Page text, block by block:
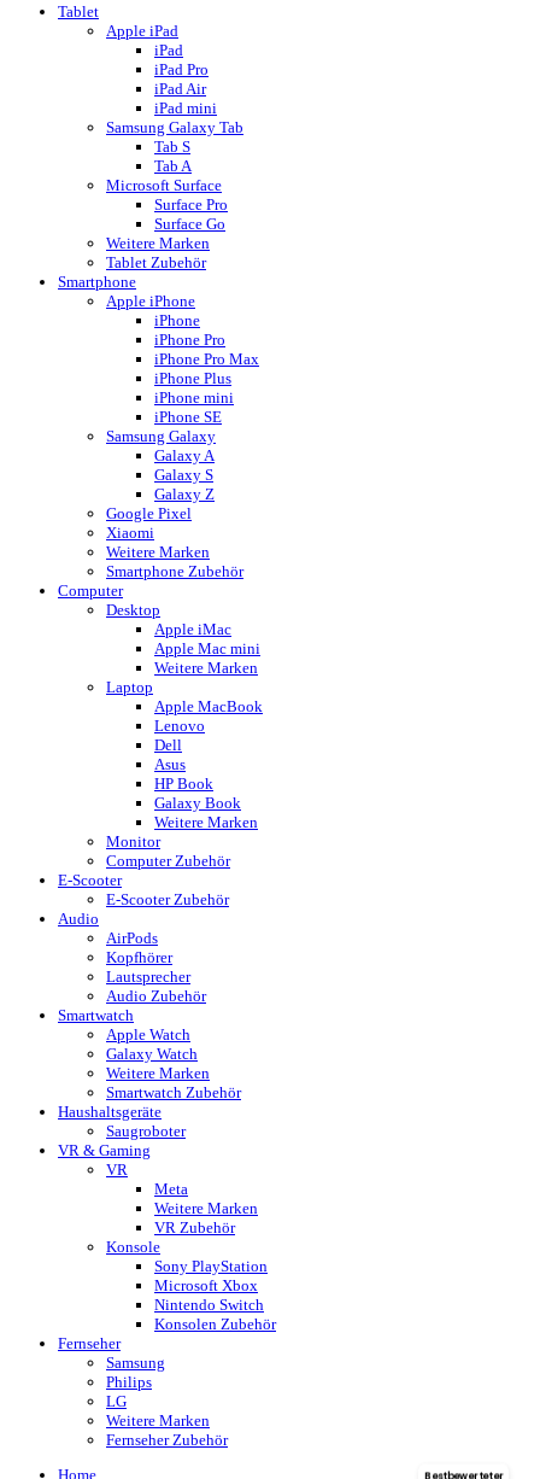
Tablet
Apple iPad
iPad
iPad Pro
iPad Air
iPad mini
Samsung Galaxy Tab
Tab S
Tab A
Microsoft Surface
Surface Pro
Surface Go
Weitere Marken
Tablet Zubehör
Smartphone
Apple iPhone
iPhone
iPhone Pro
iPhone Pro Max
iPhone Plus
iPhone mini
iPhone SE
Samsung Galaxy
Galaxy A
Galaxy S
Galaxy Z
Google Pixel
Xiaomi
Weitere Marken
Smartphone Zubehör
Computer
Desktop
Apple iMac
Apple Mac mini
Weitere Marken
Laptop
Apple MacBook
Lenovo
Dell
Asus
HP Book
Galaxy Book
Weitere Marken
Monitor
Computer Zubehör
E-Scooter
E-Scooter Zubehör
Audio
AirPods
Kopfhörer
Lautsprecher
Audio Zubehör
Smartwatch
Apple Watch
Galaxy Watch
Weitere Marken
Smartwatch Zubehör
Haushaltsgeräte
Saugroboter
VR & Gaming
VR
Meta
Weitere Marken
VR Zubehör
Konsole
Sony PlayStation
Microsoft Xbox
Nintendo Switch
Konsolen Zubehör
Fernseher
Samsung
Philips
LG
Weitere Marken
Fernseher Zubehör
Home